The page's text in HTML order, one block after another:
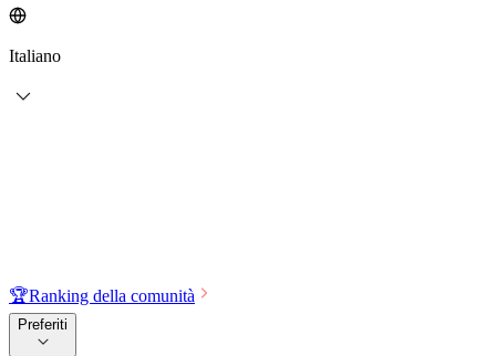
Italiano
🏆Ranking della comunità
Preferiti